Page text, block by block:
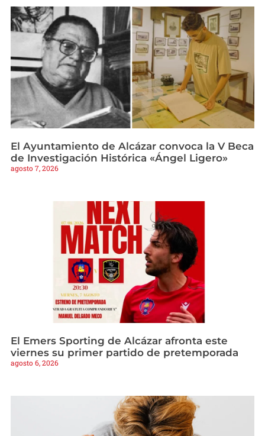
El Ayuntamiento de Alcázar convoca la V Beca
de Investigación Histórica «Ángel Ligero»
agosto 7, 2026
El Emers Sporting de Alcázar afronta este
viernes su primer partido de pretemporada
agosto 6, 2026